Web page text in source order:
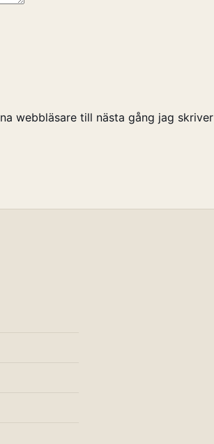
webbläsare till nästa gång jag skriver